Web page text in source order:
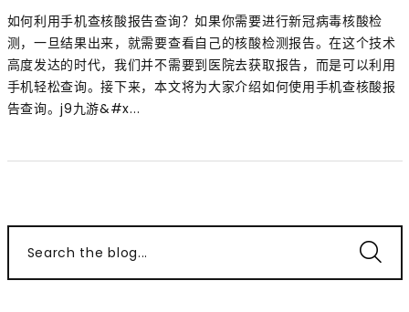
如何利用手机查核酸报告查询？如果你需要进行新冠病毒核酸检
测，一旦结果出来，就需要查看自己的核酸检测报告。在这个技术
高度发达的时代，我们并不需要到医院去获取报告，而是可以利用
手机轻松查询。接下来，本文将为大家介绍如何使用手机查核酸报
告查询。j9九游&#x...
Search the blog...